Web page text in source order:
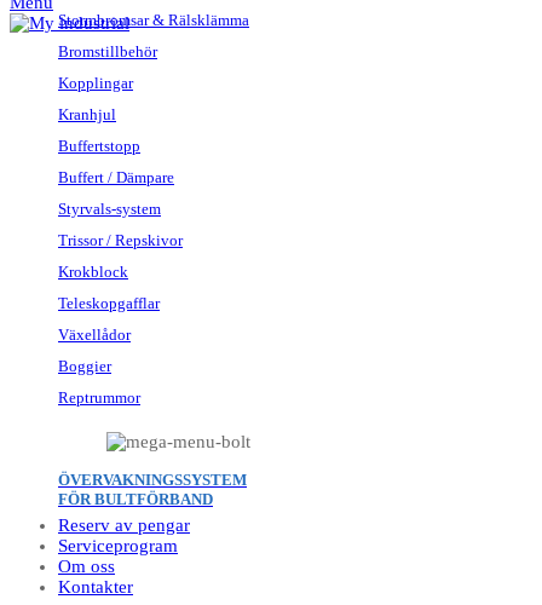
Stormbromsar & Rälsklämma
Bromstillbehör
Kopplingar
Kranhjul
Buffertstopp
Buffert / Dämpare
Styrvals-system
Trissor / Repskivor
Krokblock
Teleskopgafflar
Växellådor
Boggier
Reptrummor
ÖVERVAKNINGSSYSTEM
FÖR BULTFÖRBAND
Reserv av pengar
Serviceprogram
Om oss
Kontakter